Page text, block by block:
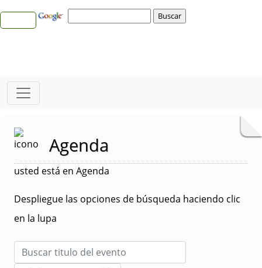
Agenda
usted está en Agenda
Despliegue las opciones de búsqueda haciendo clic
en la lupa